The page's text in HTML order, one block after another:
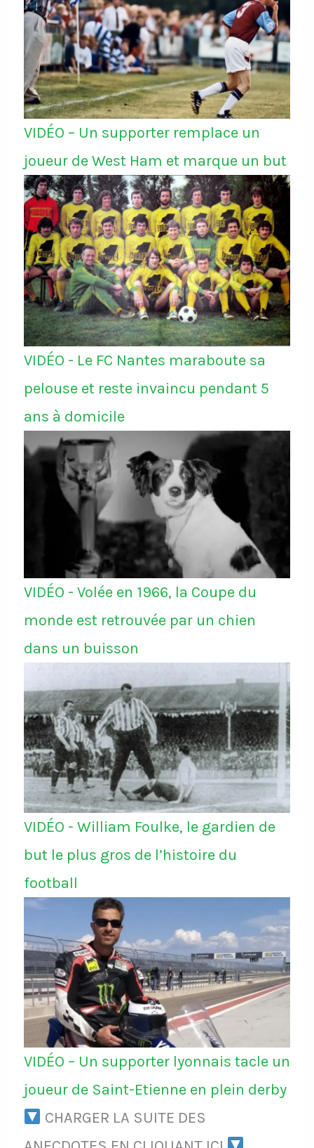
VIDÉO – Un supporter remplace un
joueur de West Ham et marque un but
VIDÉO - Le FC Nantes maraboute sa
pelouse et reste invaincu pendant 5
ans à domicile
VIDÉO - Volée en 1966, la Coupe du
monde est retrouvée par un chien
dans un buisson
VIDÉO - William Foulke, le gardien de
but le plus gros de l’histoire du
football
VIDÉO – Un supporter lyonnais tacle un
joueur de Saint-Etienne en plein derby
CHARGER LA SUITE DES